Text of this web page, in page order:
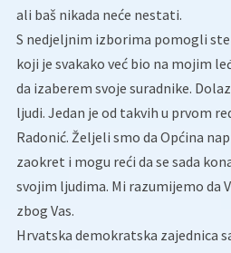
ali baš nikada neće nestati.
S nedjeljnim izborima pomogli
koji je svakako već bio na mojim
da izaberem svoje suradnike.
ljudi. Jedan je od takvih u prvom
Radonić. Željeli smo da Općina
zaokret i mogu reći da se sada
svojim ljudima. Mi razumijemo da
zbog Vas.
Hrvatska demokratska zajednica